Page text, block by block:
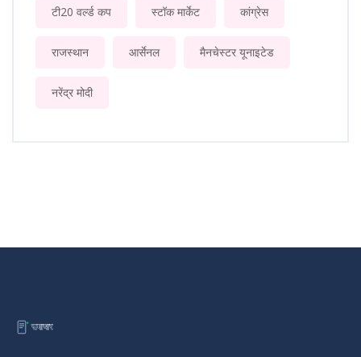
टी20 वर्ल्ड कप स्टॉक मार्केट कांग्रेस
राजस्थान आर्सेनल मैनचेस्टर यूनाइटेड
नरेंद्र मोदी